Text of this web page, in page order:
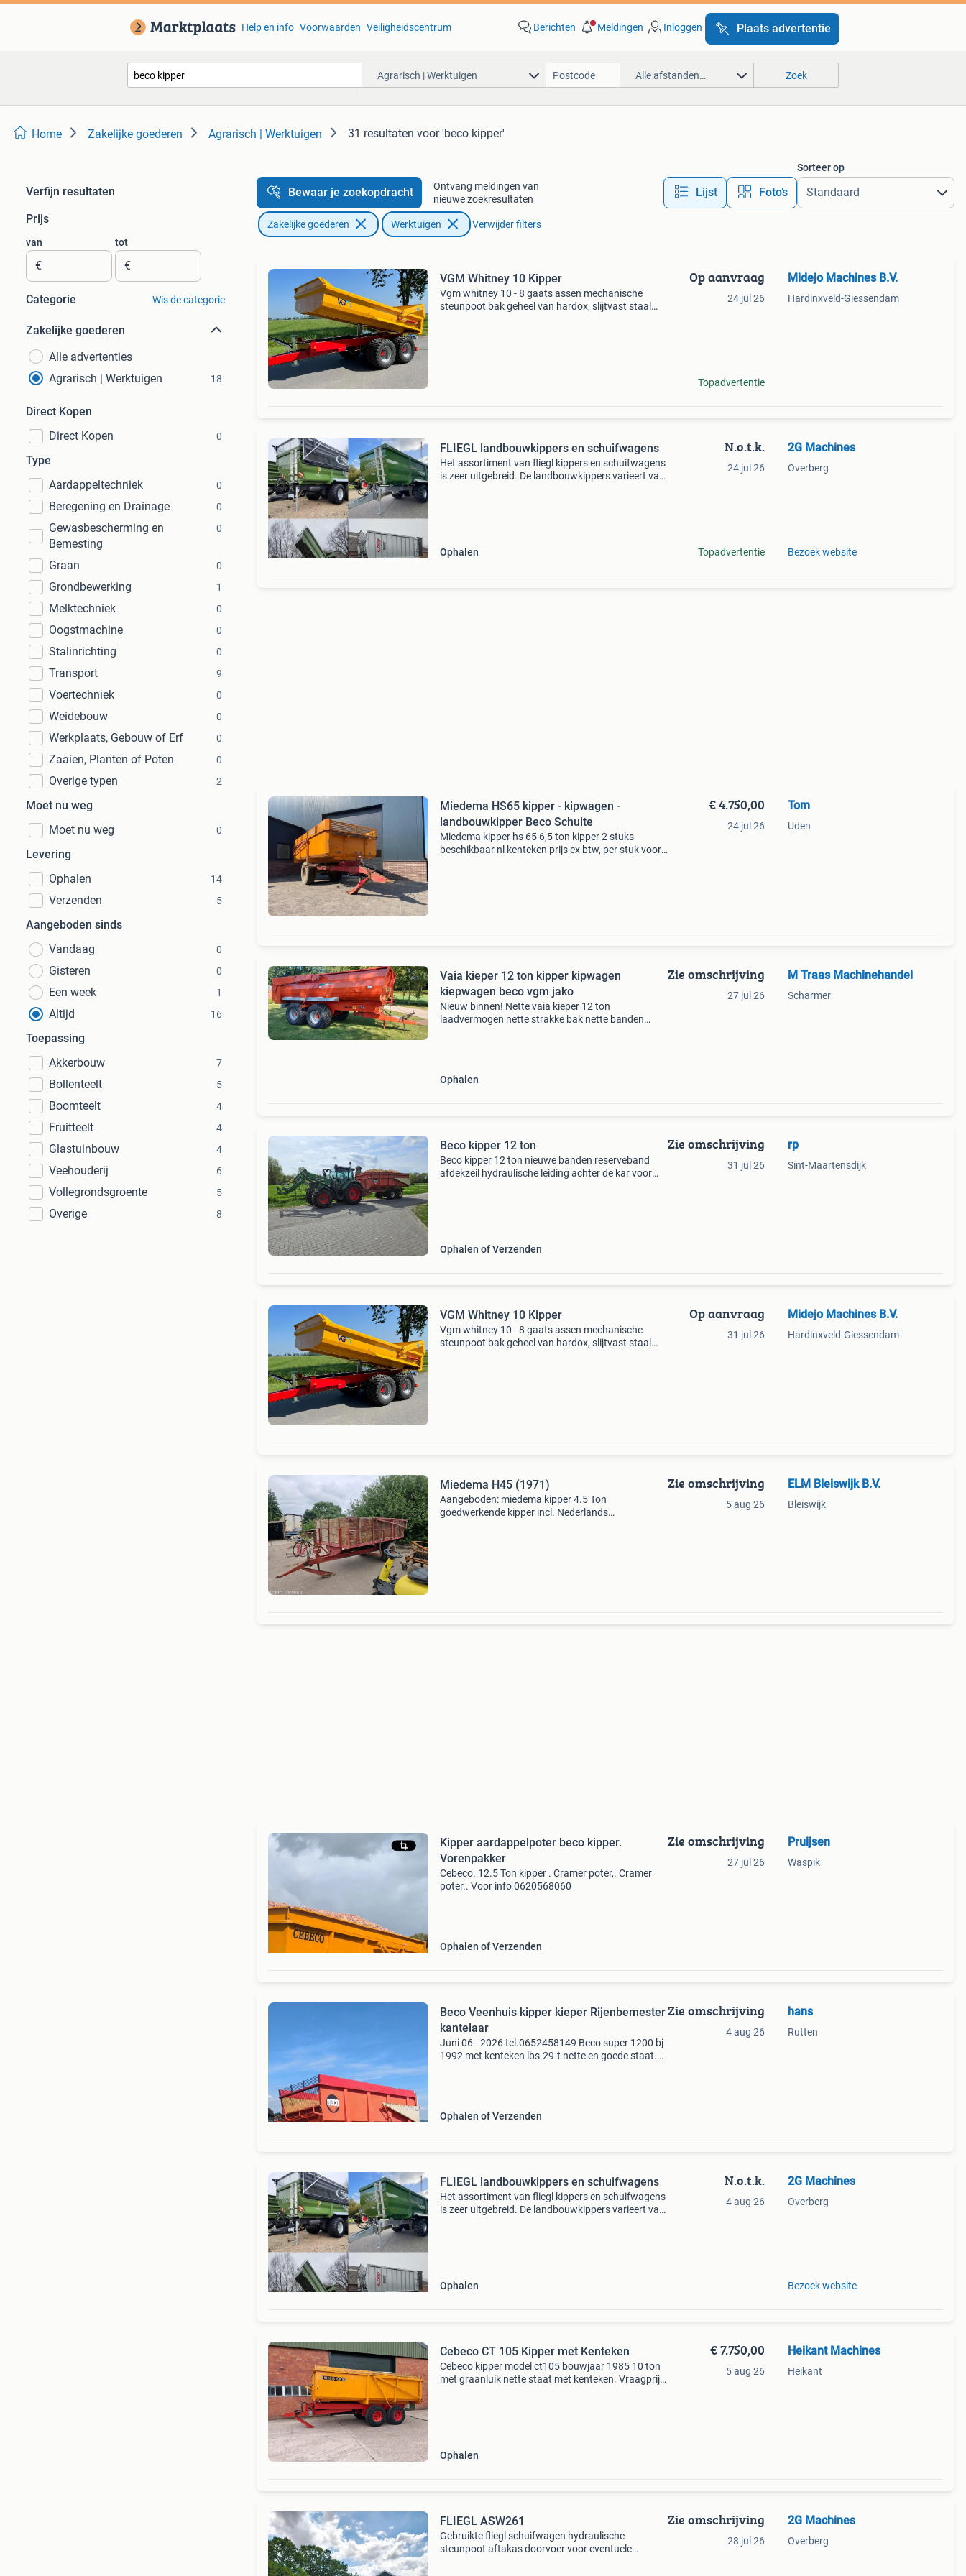
Help en info Voorwaarden Veiligheidscentrum Berichten Meldingen Inloggen Plaats advertentie
Agrarisch | Werktuigen Alle afstanden… Zoek
Home Zakelijke goederen Agrarisch | Werktuigen 31 resultaten voor 'beco kipper'
Verfijn resultaten
Prijs
van
€
tot
€
Categorie Wis de categorie
Zakelijke goederen
Alle advertenties
Agrarisch | Werktuigen
18
Direct Kopen
Direct Kopen
0
Type
Aardappeltechniek
0
Beregening en Drainage 0
Gewasbescherming en
Bemesting
0
Graan 0
Grondbewerking 1
Melktechniek 0
Oogstmachine 0
Stalinrichting 0
Transport 9
Voertechniek 0
Weidebouw 0
Werkplaats, Gebouw of Erf 0
Zaaien, Planten of Poten 0
Overige typen 2
Moet nu weg
Moet nu weg
0
Levering
Ophalen
14
Verzenden 5
Aangeboden sinds
Vandaag
0
Gisteren 0
Een week 1
Altijd 16
Toepassing
Akkerbouw
7
Bollenteelt 5
Boomteelt 4
Fruitteelt 4
Glastuinbouw 4
Veehouderij 6
Vollegrondsgroente 5
Overige 8
Bewaar je zoekopdracht
Ontvang meldingen van
nieuwe zoekresultaten
Lijst Foto’s
Sorteer op
Zakelijke goederen Werktuigen Verwijder filters
VGM Whitney 10 Kipper
Vgm whitney 10 - 8 gaats assen mechanische
steunpoot bak geheel van hardox, slijtvast staal
Op aanvraag
24 jul 26
Topadvertentie
Midejo Machines B.V.
Hardinxveld-Giessendam
FLIEGL landbouwkippers en schuifwagens
Het assortiment van fliegl kippers en schuifwagens
is zeer uitgebreid. De landbouwkippers varieert van
Ophalen
N.o.t.k.
24 jul 26
Topadvertentie
2G Machines
Overberg
Bezoek website
Miedema HS65 kipper - kipwagen -
landbouwkipper Beco Schuite
Miedema kipper hs 65 6,5 ton kipper 2 stuks
beschikbaar nl kenteken prijs ex btw, per stuk voor
€ 4.750,00
24 jul 26
Tom
Uden
Vaia kieper 12 ton kipper kipwagen
kiepwagen beco vgm jako
Nieuw binnen! Nette vaia kieper 12 ton
laadvermogen nette strakke bak nette banden
Ophalen
Zie omschrijving
27 jul 26
M Traas Machinehandel
Scharmer
Beco kipper 12 ton
Beco kipper 12 ton nieuwe banden reserveband
afdekzeil hydraulische leiding achter de kar voor
Ophalen of Verzenden
Zie omschrijving
31 jul 26
rp
Sint-Maartensdijk
VGM Whitney 10 Kipper
Vgm whitney 10 - 8 gaats assen mechanische
steunpoot bak geheel van hardox, slijtvast staal
Op aanvraag
31 jul 26
Midejo Machines B.V.
Hardinxveld-Giessendam
Miedema H45 (1971)
Aangeboden: miedema kipper 4.5 Ton
goedwerkende kipper incl. Nederlands
Zie omschrijving
5 aug 26
ELM Bleiswijk B.V.
Bleiswijk
Kipper aardappelpoter beco kipper.
Vorenpakker
Cebeco. 12.5 Ton kipper . Cramer poter,. Cramer
poter.. Voor info 0620568060
Ophalen of Verzenden
Zie omschrijving
27 jul 26
Pruijsen
Waspik
Beco Veenhuis kipper kieper Rijenbemester
kantelaar
Juni 06 - 2026 tel.0652458149 Beco super 1200 bj
1992 met kenteken lbs-29-t nette en goede staat.
Ophalen of Verzenden
Zie omschrijving
4 aug 26
hans
Rutten
FLIEGL landbouwkippers en schuifwagens
Het assortiment van fliegl kippers en schuifwagens
is zeer uitgebreid. De landbouwkippers varieert van
Ophalen
N.o.t.k.
4 aug 26
2G Machines
Overberg
Bezoek website
Cebeco CT 105 Kipper met Kenteken
Cebeco kipper model ct105 bouwjaar 1985 10 ton
met graanluik nette staat met kenteken. Vraagprijs
Ophalen
€ 7.750,00
5 aug 26
Heikant Machines
Heikant
FLIEGL ASW261
Gebruikte fliegl schuifwagen hydraulische
steunpoot aftakas doorvoer voor eventuele
Zie omschrijving
28 jul 26
2G Machines
Overberg